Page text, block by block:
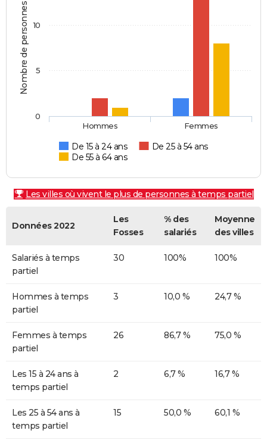
Nombre de personnes
De 15 à 24 ans
De 25 à 54 ans
De 55 à 64 ans
Hommes Femmes
0
5
10
Les villes où vivent le plus de personnes à temps partiel
Données 2022
Les
Fosses
% des
salariés
Moyenne
des villes
Salariés à temps
partiel
30 100% 100%
Hommes à temps
partiel
3 10,0 % 24,7 %
Femmes à temps
partiel
26 86,7 % 75,0 %
Les 15 à 24 ans à
temps partiel
2 6,7 % 16,7 %
Les 25 à 54 ans à
temps partiel
15 50,0 % 60,1 %